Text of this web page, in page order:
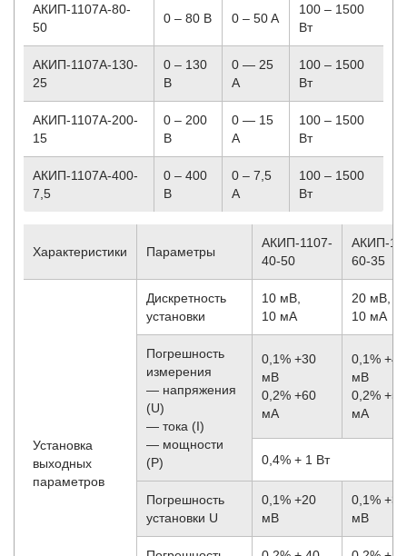
АКИП-1107A-80-
50
0 – 80 В 0 – 50 A
100 – 1500
Вт
АКИП-1107A-130-
25
0 – 130
В
0 — 25
A
100 – 1500
Вт
АКИП-1107A-200-
15
0 – 200
В
0 — 15
A
100 – 1500
Вт
АКИП-1107A-400-
7,5
0 – 400
В
0 – 7,5
A
100 – 1500
Вт
Характеристики Параметры
АКИП-1107-
40-50
АКИП-
60-35
Установка
выходных
параметров
Дискретность
установки
10 мВ,
10 мА
20 мВ,
10 мА
Погрешность
измерения
— напряжения
(U)
— тока (I)
— мощности
(P)
0,1% +30
мВ
0,2% +60
мА
0,1% +40
мВ
0,2% +50
мА
0,4% + 1 Вт
Погрешность
установки U
0,1% +20
мВ
0,1% +30
мВ